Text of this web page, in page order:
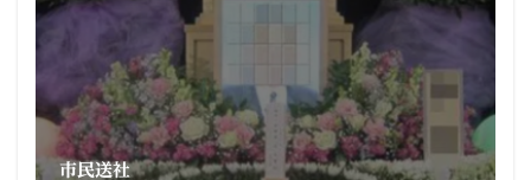
市民送社